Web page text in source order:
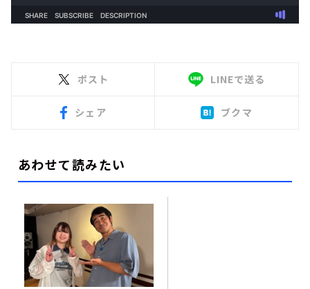
ポスト LINEで送る
シェア ブクマ
あわせて読みたい